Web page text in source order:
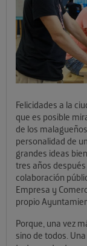
Felicidades a la
que es posible
de los
personalidad de
grandes ideas
tres años
colaboración
Empresa y
propio
Porque, una vez
sino de todos.